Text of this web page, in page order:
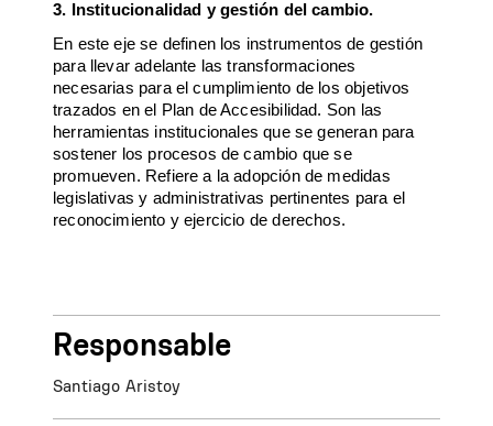
3. Institucionalidad y gestión del cambio.
En este eje se definen los instrumentos de gestión
para llevar adelante las transformaciones
necesarias para el cumplimiento de los objetivos
trazados en el Plan de Accesibilidad. Son las
herramientas institucionales que se generan para
sostener los procesos de cambio que se
promueven. Refiere a la adopción de medidas
legislativas y administrativas pertinentes para el
reconocimiento y ejercicio de derechos.
Responsable
Santiago Aristoy